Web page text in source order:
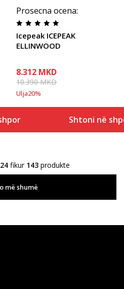
Prosecna ocena:
Icepeak ICEPEAK
ELLINWOOD
8.312 MKD
10.390MKD
Ulja20%
Shtoni në
24 fikur 143 produkte
më shumë